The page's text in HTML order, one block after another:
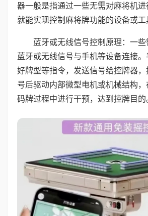
器一般是指通过一些无需对麻将机
就能实现控制麻将牌功能的设备或工
蓝牙或无线信号控制原理：一
蓝牙或无线信号与手机等设备连接
好牌型等指令，发送信号给控牌器
号后驱动内部微型电机或机械结构，
码牌过程中进行干预，达到控牌目的